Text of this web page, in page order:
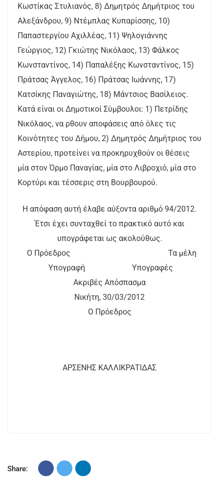
Κωστίκας Στυλιανός, 8) Δημητρός Δημήτριος του
Αλεξάνδρου, 9) Ντέμπλας Κυπαρίσσης, 10)
Παπαστεργίου Αχιλλέας, 11) Ψηλογιάννης
Γεώργιος, 12) Γκιώτης Νικόλαος, 13) Φάλκος
Κωνσταντίνος, 14) Παπαλέξης Κωνσταντίνος, 15)
Πράτσας Άγγελος, 16) Πράτσας Ιωάννης, 17)
Κατσίκης Παναγιώτης, 18) Μάντσιος Βασίλειος.
Κατά είναι οι Δημοτικοί Σύμβουλοι: 1) Πετρίδης
Νικόλαος, να ρθουν αποφάσεις από όλες τις
Κοινότητες του Δήμου, 2) Δημητρός Δημήτριος του
Αστερίου, προτείνει να προκηρυχθούν οι θέσεις
μία στον Όρμο Παναγίας, μία στο Λιβροχιό, μία στο
Κορτύρι και τέσσερις στη Βουρβουρού.
Η απόφαση αυτή έλαβε αύξοντα αριθμό 94/2012.
Έτσι έχει συνταχθεί το πρακτικό αυτό και
υπογράφεται ως ακολούθως.
Ο Πρόεδρος Τα μέλη
Υπογραφή Υπογραφές
Ακριβές Απόσπασμα
Νικήτη, 30/03/2012
Ο Πρόεδρος
ΑΡΣΕΝΗΣ ΚΑΛΛΙΚΡΑΤΙΔΑΣ
Share: